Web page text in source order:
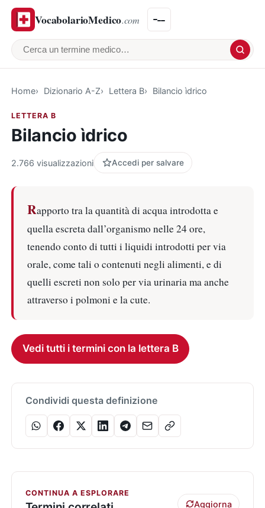
VocabolarioMedico.com
Cerca un termine medico
Home Dizionario A-Z Lettera B Bilancio ìdrico
LETTERA B
Bilancio ìdrico
2.766 visualizzazioni Accedi per salvare
Rapporto tra la quantità di acqua introdotta e
quella escreta dall’organismo nelle 24 ore,
tenendo conto di tutti i liquidi introdotti per via
orale, come tali o contenuti negli alimenti, e di
quelli escreti non solo per via urinaria ma anche
attraverso i polmoni e la cute.
Vedi tutti i termini con la lettera B
Condividi questa definizione
CONTINUA A ESPLORARE
Aggiorna